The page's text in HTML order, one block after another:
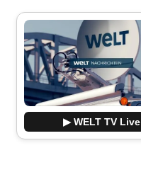
▶ WELT TV Live